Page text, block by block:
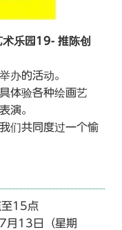
术乐园19- 推陈创
办的活动。
体验各种绘画艺
演。
们共同度过一个愉
15点
月13日（星期